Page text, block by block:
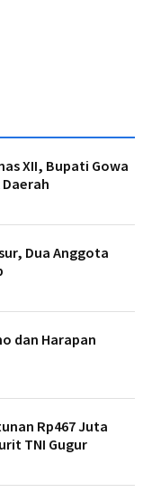
XII, Bupati Gowa
Dua Anggota
dan Harapan
Rp467 Juta
TNI Gugur